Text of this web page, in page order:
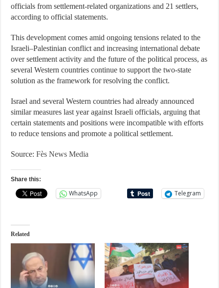
officials from settlement-related organizations and 21 settlers,
according to official statements.
This development comes amid ongoing tensions related to the
Israeli–Palestinian conflict and increasing international debate
over settlement activity and the future of the political process, as
several Western countries continue to support the two-state
solution as the framework for resolving the conflict.
Israel and several Western countries had already announced
similar measures last year against Israeli officials, arguing that
certain statements and positions were incompatible with efforts
to reduce tensions and promote a political settlement.
Source:Fès News Media
Share this:
WhatsApp Telegram
Related